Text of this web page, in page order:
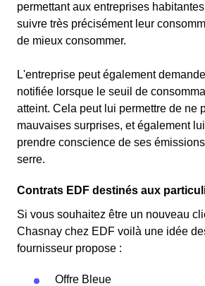
permettant aux entreprises
suivre très précisément leur
de mieux consommer.
L'entreprise peut également
notifiée lorsque le seuil de
atteint. Cela peut lui permettre de ne
mauvaises surprises, et également
prendre conscience de ses
serre.
Contrats EDF destinés aux
Si vous souhaitez être un nouveau
Chasnay chez EDF voilà une idée
fournisseur propose :
Offre Bleue